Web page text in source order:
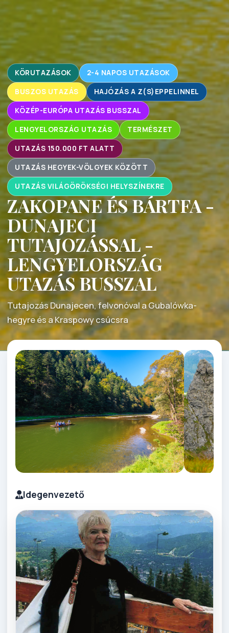
KÖRUTAZÁSOK 2-4 NAPOS UTAZÁSOK
BUSZOS UTAZÁS HAJÓZÁS A Z(S)EPPELINNEL
KÖZÉP-EURÓPA UTAZÁS BUSSZAL
LENGYELORSZÁG UTAZÁS TERMÉSZET
UTAZÁS 150.000 FT ALATT
UTAZÁS HEGYEK-VÖLGYEK KÖZÖTT
UTAZÁS VILÁGÖRÖKSÉGI HELYSZÍNEKRE
ZAKOPANE ÉS BÁRTFA -
DUNAJECI
TUTAJOZÁSSAL -
LENGYELORSZÁG
UTAZÁS BUSSZAL
Tutajozás Dunajecen, felvonóval a Gubalówka-
hegyre és a Kraspowy csúcsra
Idegenvezető